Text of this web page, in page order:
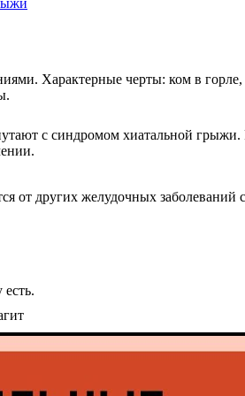
Характерные черты: ком в
с синдромом хиатальной
от других желудочных